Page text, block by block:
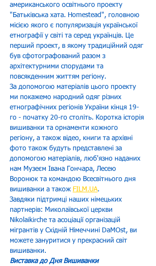
американського освітнього проекту
"Батьківська хата. Homestead", головною
місією якого є популяризація української
етнографії у світі та серед українців. Це
перший проект, в якому традиційний одяг
був сфотографований разом з
архітектурними спорудами та
повсякденним життям регіону.
За допомогою матеріалів цього проекту
ми покажемо народний одяг різних
етнографічних регіонів України кінця 19-
го - початку 20-го століть. Коротка історія
вишиванки та орнаменти кожного
регіону, а також відео, книги та архівні
фото також будуть представлені за
допомогою матеріалів, люб'язно наданих
нам Музеєм Івана Гончара, Лесею
Воронюк та командою Всесвітнього дня
вишиванки а також FILM.UA.
Завдяки підтримці наших німецьких
партнерів: Миколаївської церкви
Nikolaikirche та асоціації організацій
мігрантів у Східній Німеччині DaMOst, ви
можете зануритися у прекрасний світ
вишиванки.
Виставка до Дня Вишиванки